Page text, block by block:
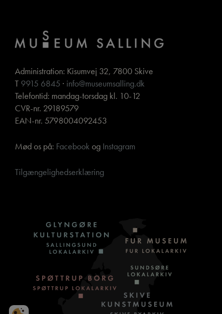
Administration: Kisumvej 32, 7800 Skive
T 9915 6845 · info@museumsalling.dk
Telefontid: mandag-torsdag kl. 10-12
CVR-nr. 29189579
EAN-nr. 5798004092453
Mød os på: Facebook og Instagram
Tilgængelighedserklæring